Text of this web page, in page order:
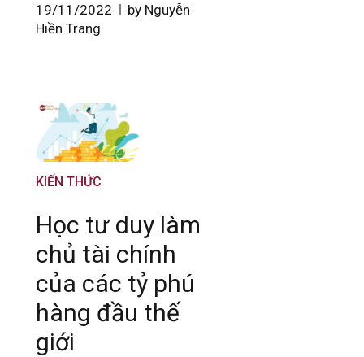
19/11/2022
by Nguyễn
Hiền Trang
KIẾN THỨC
Học tư duy làm
chủ tài chính
của các tỷ phú
hàng đầu thế
giới